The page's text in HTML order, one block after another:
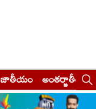
జాతీయం అంతర్జాతీయం